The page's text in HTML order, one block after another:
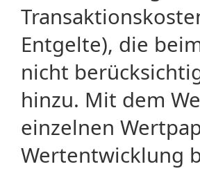
Entgelte), die
nicht
hinzu. Mit dem
einzelnen
Wertentwicklung